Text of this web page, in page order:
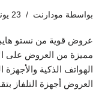
بواسطة مودارنت 23 يونيو، 2026
عروض قوية من نستو
مميزة من العروض على
الهواتف الذكية
العروض أجهزة التلفاز